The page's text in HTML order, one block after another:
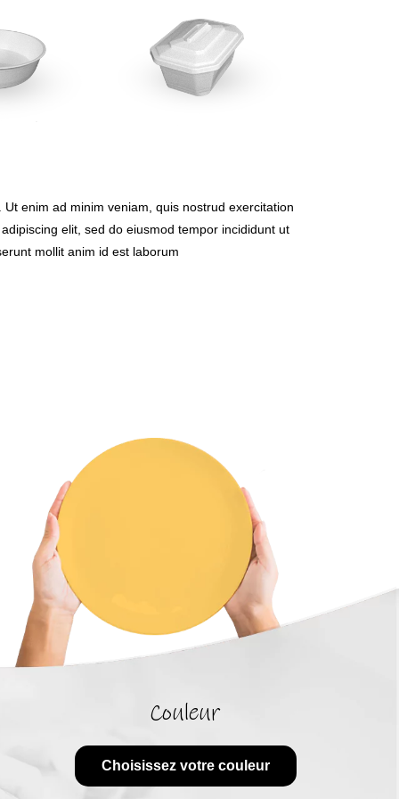
enim ad minim veniam, quis nostrud exercitation
elit, sed do eiusmod tempor incididunt ut
mollit anim id est laborum
Couleur
Choisissez votre couleur